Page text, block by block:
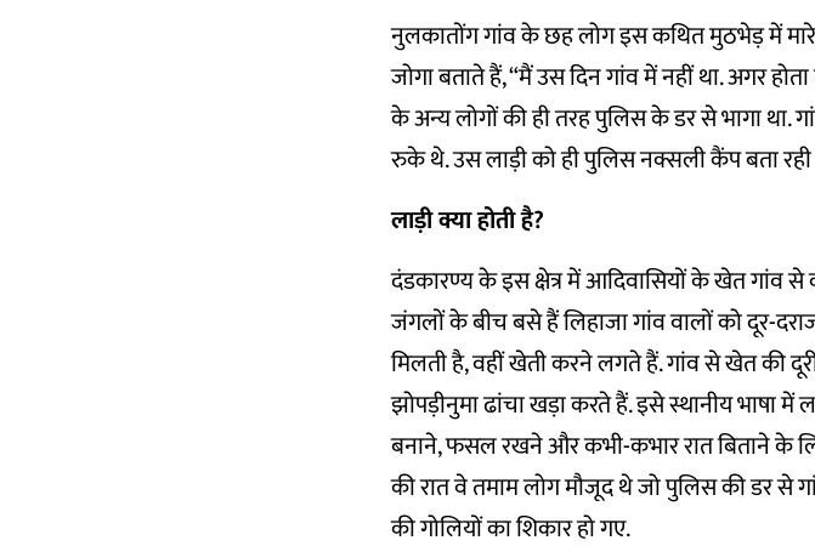
नुलकातोंग गांव के छह लोग इस कथित मुठभेड़ में
जोगा बताते हैं, “मैं उस दिन गांव में नहीं था. अगर
के अन्य लोगों की ही तरह पुलिस के डर से भागा था.
रुके थे. उस लाड़ी को ही पुलिस नक्सली कैंप बता
लाड़ी क्या होती है?
दंडकारण्य के इस क्षेत्र में आदिवासियों के खेत गांव
जंगलों के बीच बसे हैं लिहाजा गांव वालों को दूर-
मिलती है, वहीं खेती करने लगते हैं. गांव से खेत की
झोपड़ीनुमा ढांचा खड़ा करते हैं. इसे स्थानीय भाषा
बनाने, फसल रखने और कभी-कभार रात बिताने के
की रात वे तमाम लोग मौजूद थे जो पुलिस की डर से
की गोलियों का शिकार हो गए.